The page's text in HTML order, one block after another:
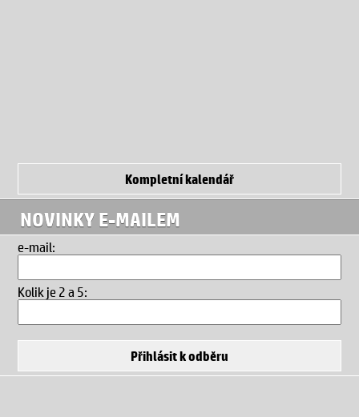
Kompletní kalendář
NOVINKY E-MAILEM
e-mail:
Kolik je 2 a 5: